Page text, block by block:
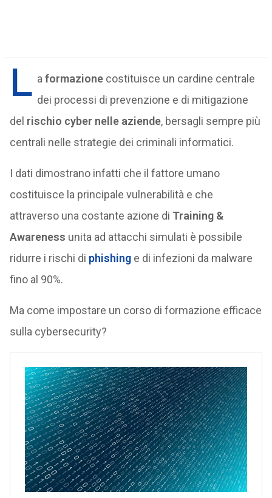
L a formazionecostituisce un cardine centrale
dei processi di prevenzione e di mitigazione
del rischio cyber nelle aziende, bersagli sempre più
centrali nelle strategie dei criminali informatici.
I dati dimostrano infatti che il fattore umano
costituisce la principale vulnerabilità e che
attraverso una costante azione di Training &
Awareness unita ad attacchi simulati è possibile
ridurre i rischi di phishinge di infezioni da malware
fino al 90%.
Ma come impostare un corso di formazione efficace
sulla cybersecurity?